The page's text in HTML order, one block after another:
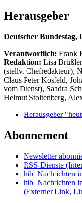
Herausgeber
Deutscher Bundestag,
Verantwortlich: Frank
Redaktion: Lisa
(stellv. Chefredakteur),
Claus Peter Kosfeld,
vom Dienst), Sandra
Helmut Stoltenberg,
Herausgeber
Abonnement
Newsletter
RSS-Dienste
hib_Nachrichten
hib_Nachrichten
(Externer Link,